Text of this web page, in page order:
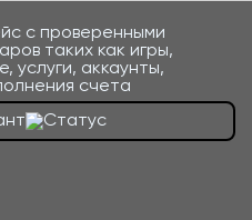
с проверенными
таких как игры,
услуги, аккаунты,
счета